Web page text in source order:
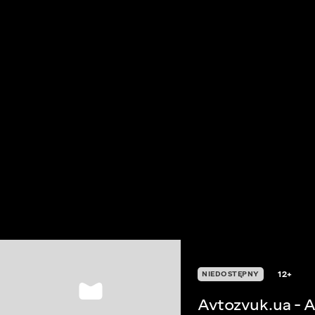
NIEDOSTĘPNY 12+
Avtozvuk.ua -